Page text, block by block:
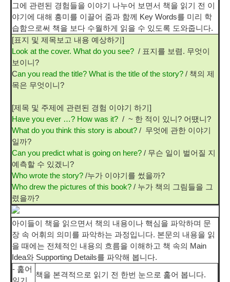
그에 관련된 경험들을 이야기 나누어 보면서 책을 읽기 전 이
야기에 대해 흥미를 이끌어 줌과 함께 Key Words를 미리 학
습함으로써 책을 보다 수월하게 읽을 수 있도록 도와줍니다.
[표지 및 제목보고 내용 예상하기]
Look at the cover. What do you see? / 표지를 보렴. 무엇이
보이니?
Can you read the title? What is the title of the story? / 책의 제
목은 무엇이니?
[제목 및 주제에 관련된 경험 이야기 하기]
Have you ever …? How was it? / ~ 한 적이 있니? 어땠니?
What do you think this story is about? / 무엇에 관한 이야기
일까?
Can you predict what is going on here? / 무슨 일이 벌어질 지
예측할 수 있겠니?
Who wrote the story? /누가 이야기를 썼을까?
Who drew the pictures of this book? / 누가 책의 그림들을 그
렸을까?
아이들이 책을 읽으면서 책의 내용이나 핵심을 파악하며 문
장 속 어휘의 의미를 파악하는 과정입니다. 본문의 내용을 읽
을 때에는 전체적인 내용의 흐름을 이해하고 책 속의 Main
Idea와 Supporting Details를 파악해 봅니다.
- 훑어
읽기
책을 본격적으로 읽기 전 한번 눈으로 훑어 봅니다.